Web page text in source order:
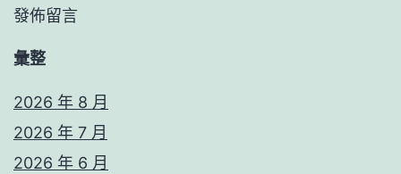
發佈留言
彙整
2026 年 8 月
2026 年 7 月
2026 年 6 月